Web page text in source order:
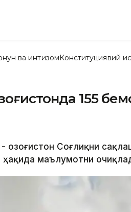
ва интизомКонституциявий
155
- Қозоғистон Соғлиқни
ҳақида маълумотни